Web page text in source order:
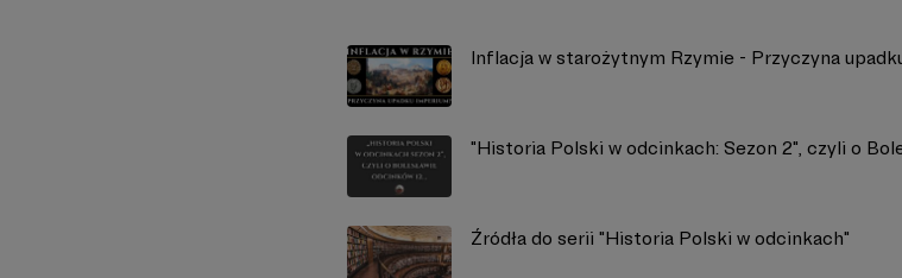
Inflacja w starożytnym Rzymie - Przyczyna
"Historia Polski w odcinkach: Sezon 2", czyli o
Źródła do serii "Historia Polski w odcinkach"